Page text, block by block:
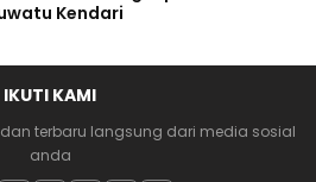
Kendari
IKUTI KAMI
terbaru langsung dari media sosial
anda